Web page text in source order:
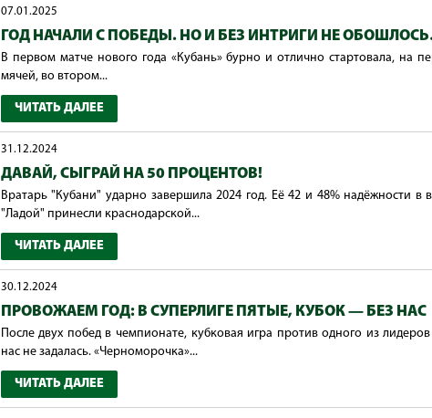
07.01.2025
ГОД НАЧАЛИ С ПОБЕДЫ. НО И БЕЗ ИНТРИГИ НЕ
В первом матче нового года «Кубань» бурно и отлично стартовала, на
мячей, во втором...
ЧИТАТЬ ДАЛЕЕ
31.12.2024
ДАВАЙ, СЫГРАЙ НА 50 ПРОЦЕНТОВ!
Вратарь "Кубани" ударно завершила 2024 год. Её 42 и 48% надёжности в
"Ладой" принесли краснодарской...
ЧИТАТЬ ДАЛЕЕ
30.12.2024
ПРОВОЖАЕМ ГОД: В СУПЕРЛИГЕ ПЯТЫЕ, КУБОК — БЕЗ НАС
После двух побед в чемпионате, кубковая игра против одного из
нас не задалась. «Черноморочка»...
ЧИТАТЬ ДАЛЕЕ